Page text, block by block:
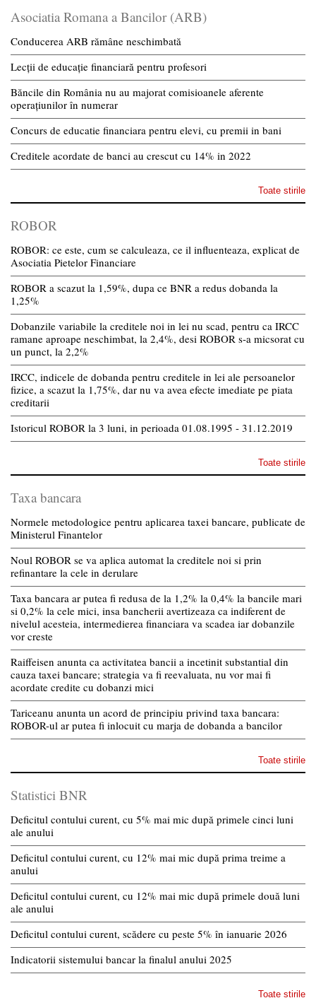
Asociatia Romana a Bancilor (ARB)
Conducerea ARB rămâne neschimbată
Lecții de educație financiară pentru profesori
Băncile din România nu au majorat comisioanele aferente
operațiunilor în numerar
Concurs de educatie financiara pentru elevi, cu premii in bani
Creditele acordate de banci au crescut cu 14% in 2022
Toate stirile
ROBOR
ROBOR: ce este, cum se calculeaza, ce il influenteaza, explicat de
Asociatia Pietelor Financiare
ROBOR a scazut la 1,59%, dupa ce BNR a redus dobanda la
1,25%
Dobanzile variabile la creditele noi in lei nu scad, pentru ca IRCC
ramane aproape neschimbat, la 2,4%, desi ROBOR s-a micsorat cu
un punct, la 2,2%
IRCC, indicele de dobanda pentru creditele in lei ale persoanelor
fizice, a scazut la 1,75%, dar nu va avea efecte imediate pe piata
creditarii
Istoricul ROBOR la 3 luni, in perioada 01.08.1995 - 31.12.2019
Toate stirile
Taxa bancara
Normele metodologice pentru aplicarea taxei bancare, publicate de
Ministerul Finantelor
Noul ROBOR se va aplica automat la creditele noi si prin
refinantare la cele in derulare
Taxa bancara ar putea fi redusa de la 1,2% la 0,4% la bancile mari
si 0,2% la cele mici, insa bancherii avertizeaza ca indiferent de
nivelul acesteia, intermedierea financiara va scadea iar dobanzile
vor creste
Raiffeisen anunta ca activitatea bancii a incetinit substantial din
cauza taxei bancare; strategia va fi reevaluata, nu vor mai fi
acordate credite cu dobanzi mici
Tariceanu anunta un acord de principiu privind taxa bancara:
ROBOR-ul ar putea fi inlocuit cu marja de dobanda a bancilor
Toate stirile
Statistici BNR
Deficitul contului curent, cu 5% mai mic după primele cinci luni
ale anului
Deficitul contului curent, cu 12% mai mic după prima treime a
anului
Deficitul contului curent, cu 12% mai mic după primele două luni
ale anului
Deficitul contului curent, scădere cu peste 5% în ianuarie 2026
Indicatorii sistemului bancar la finalul anului 2025
Toate stirile